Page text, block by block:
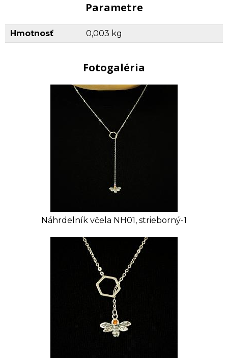
Parametre
Hmotnosť 0,003 kg
Fotogaléria
Náhrdelník včela NH01, strieborný-1